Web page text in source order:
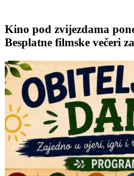
Kino pod zvijezdama
Besplatne filmske večeri